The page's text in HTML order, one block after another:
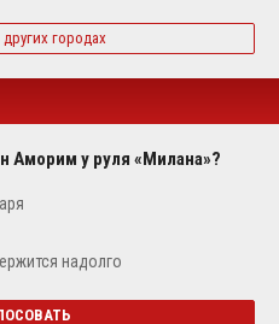
городах
Аморим у руля «Милана»?
надолго